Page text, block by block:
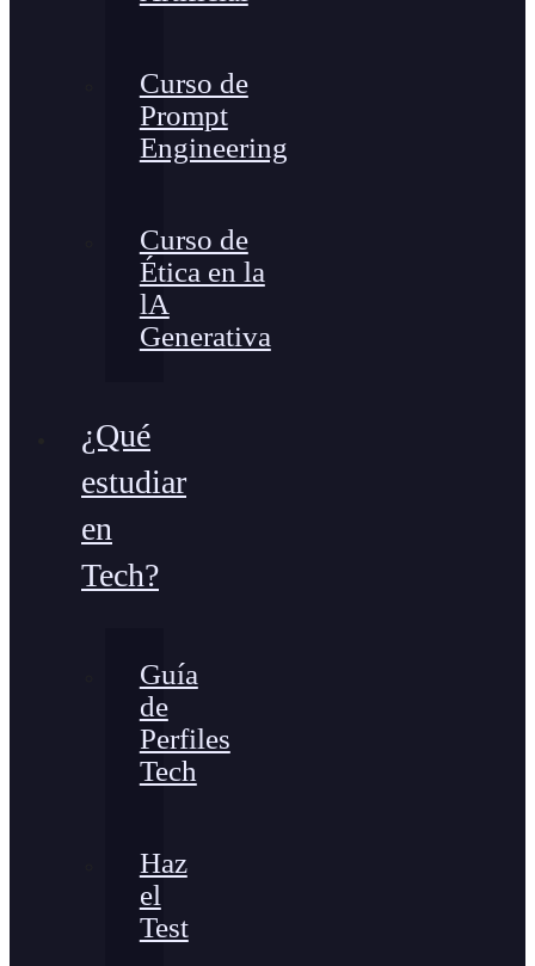
Curso de
Prompt
Engineering
Curso de
Ética en la
lA
Generativa
¿Qué
estudiar
en
Tech?
Guía
de
Perfiles
Tech
Haz
el
Test